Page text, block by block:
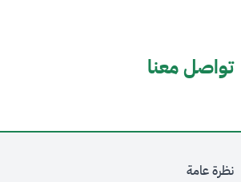
تواصل معنا
نظرة عامة